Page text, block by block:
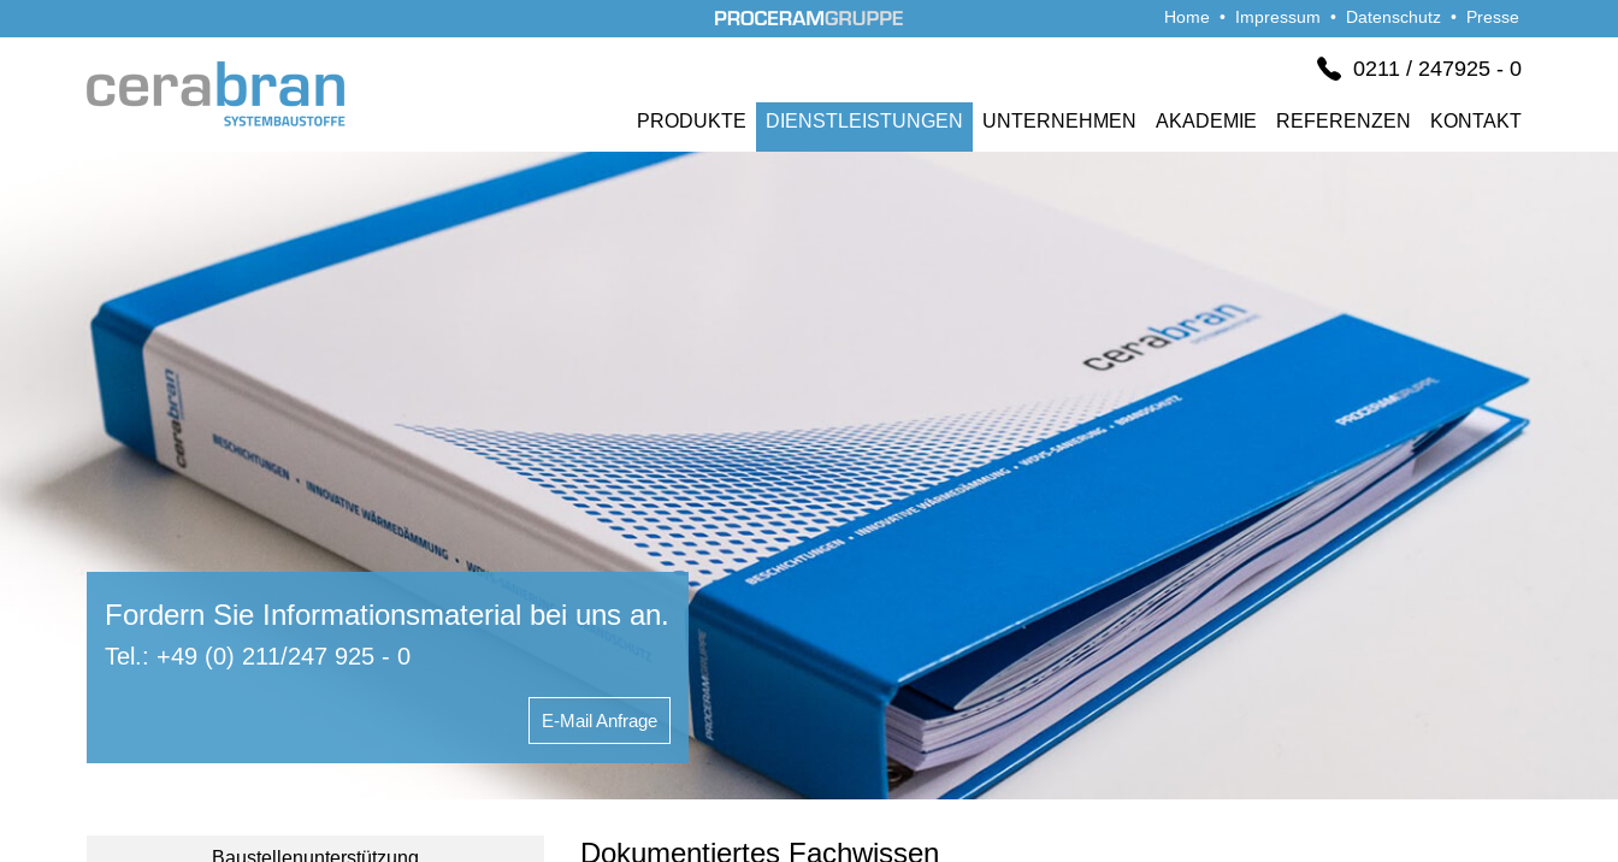
Home • Impressum • Datenschutz • Presse
0211 / 247925 - 0
PRODUKTE DIENSTLEISTUNGEN UNTERNEHMEN AKADEMIE REFERENZEN KONTAKT
Fordern Sie Informationsmaterial bei uns an.
Tel.: +49 (0) 211/247 925 - 0
E-Mail Anfrage
Baustellenunterstützung Dokumentiertes Fachwissen